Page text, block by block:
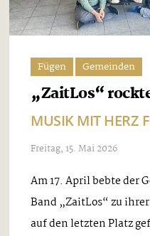
Fügen Gemeinden
„ZaitLos“
MUSIK MIT HERZ
Freitag, 15. Mai 2026
Am 17. April bebte der
Band „ZaitLos“ zu
auf den letzten Platz